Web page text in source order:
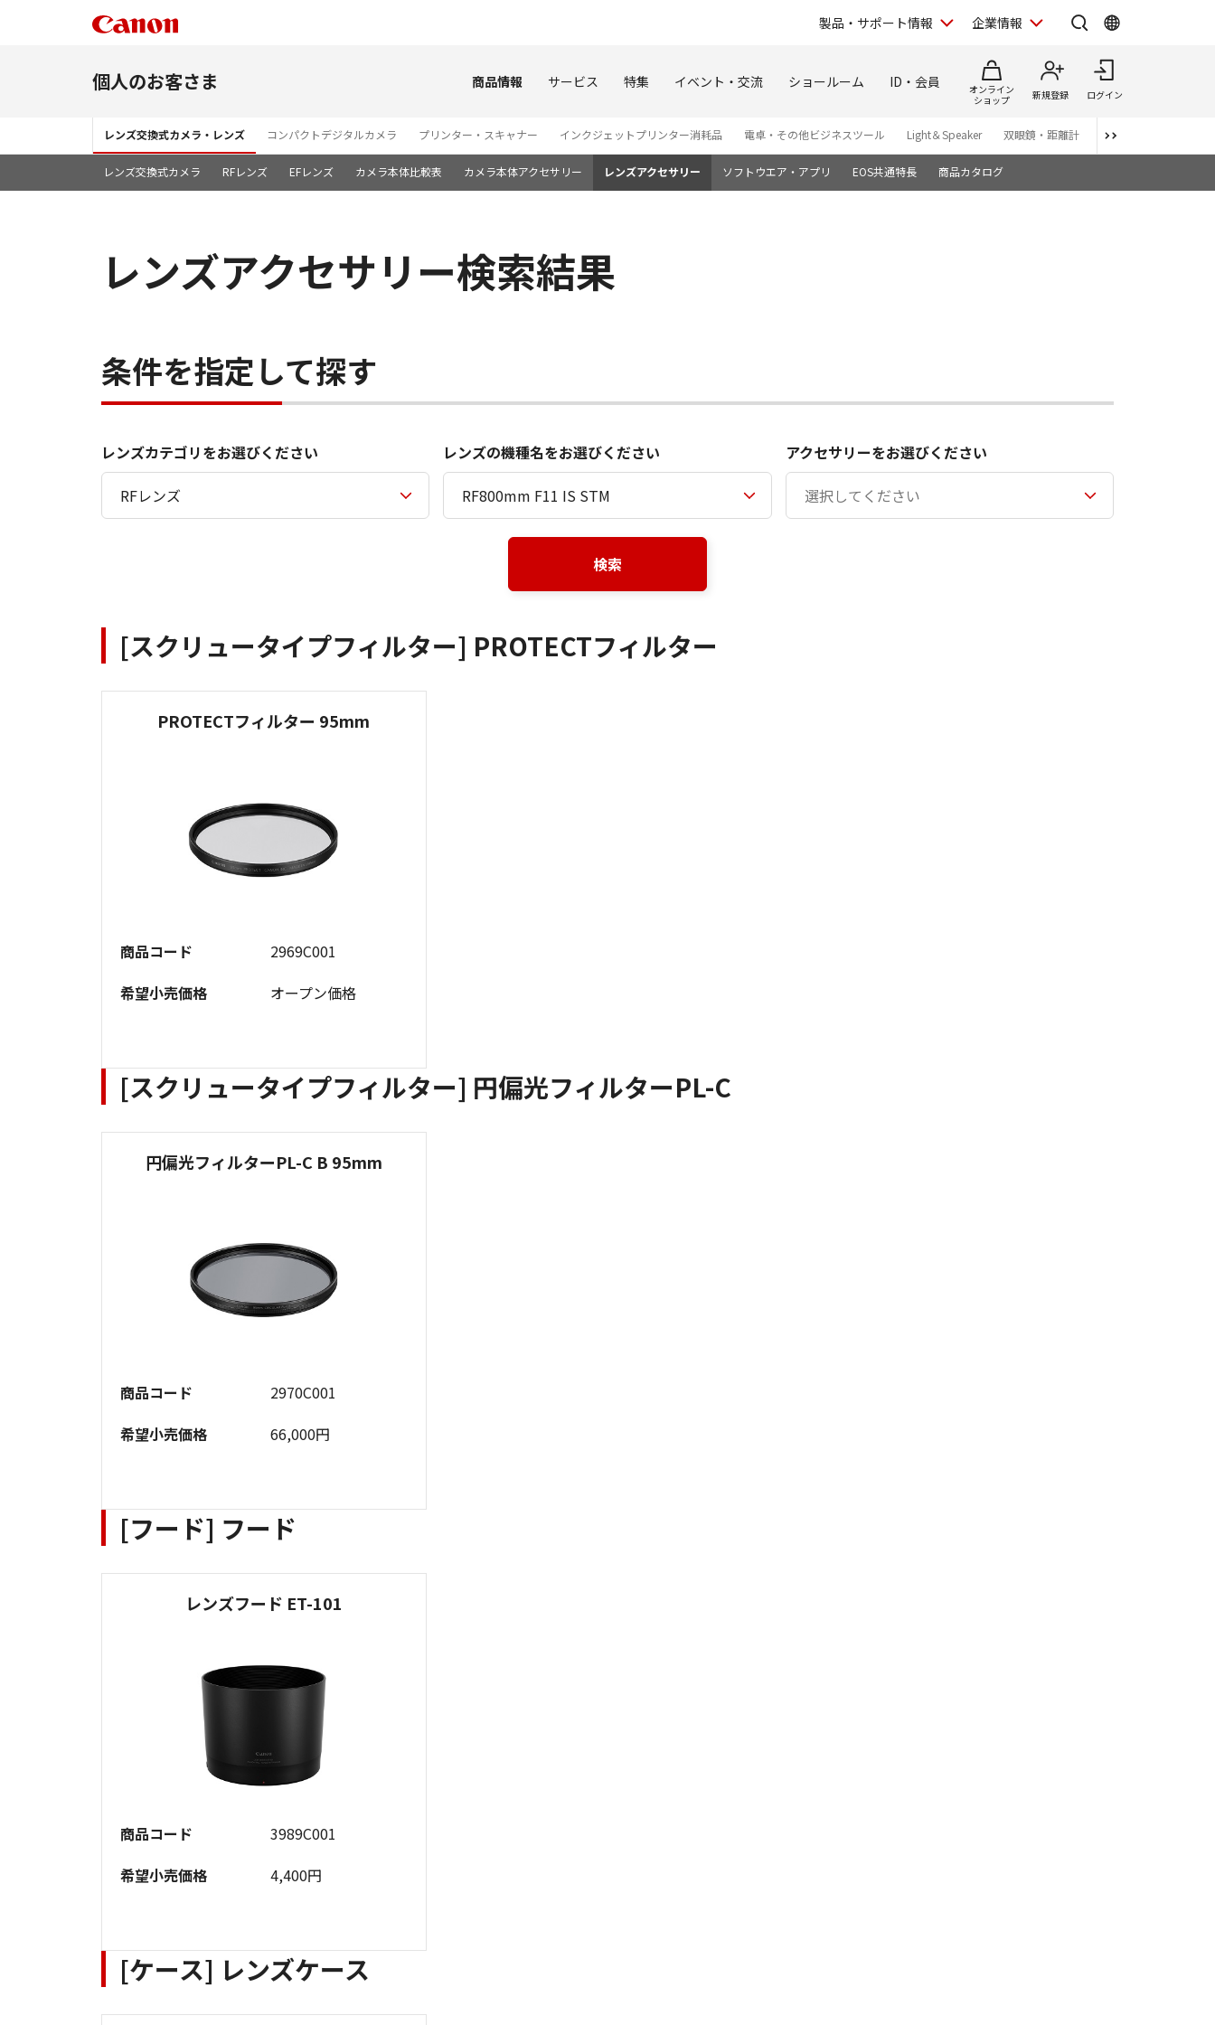
製品・サポート情報 企業情報
個人のお客さま 商品情報 サービス 特集 イベント・交流 ショールーム ID・会員
オンライン
ショップ
新規登録 ログイン
レンズ交換式カメラ・レンズ コンパクトデジタルカメラ プリンター・スキャナー インクジェットプリンター消耗品 電卓・その他ビジネスツール Light＆Speaker 双眼鏡・距離計 写真集
レンズ交換式カメラ RFレンズ EFレンズ カメラ本体比較表 カメラ本体アクセサリー レンズアクセサリー ソフトウエア・アプリ EOS共通特長 商品カタログ
レンズアクセサリー検索結果
条件を指定して探す
レンズカテゴリをお選びください レンズの機種名をお選びください アクセサリーをお選びください
検索
[スクリュータイプフィルター] PROTECTフィルター
PROTECTフィルター 95mm
商品コード
2969C001
希望小売価格
オープン価格
[スクリュータイプフィルター] 円偏光フィルターPL-C
円偏光フィルターPL-C B 95mm
商品コード
2970C001
希望小売価格
66,000円
[フード] フード
レンズフード ET-101
商品コード
3989C001
希望小売価格
4,400円
[ケース] レンズケース